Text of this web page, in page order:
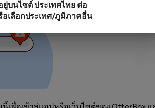
ยู่บนไซต์ ประเทศไทย ต่อ
อเลือกประเทศ/ภูมิภาคอื่น